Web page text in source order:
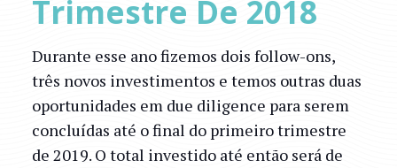
Trimestre De 2018
Durante esse ano fizemos dois follow-ons,
três novos investimentos e temos outras duas
oportunidades em due diligence para serem
concluídas até o final do primeiro trimestre
de 2019. O total investido até então será de